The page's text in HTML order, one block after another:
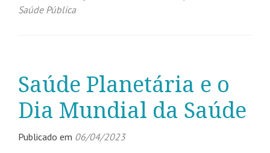
Saúde Pública
Saúde Planetária e o
Dia Mundial da Saúde
Publicado em 06/04/2023